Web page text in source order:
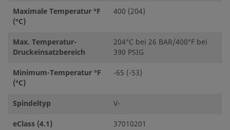
Maximale Temperatur °F
(°C)
400 (204)
Max. Temperatur-
Druckeinsatzbereich
204°C bei 26 BAR/400°F bei
390 PSIG
Minimum-Temperatur °F
(°C)
-65 (-53)
Spindeltyp
V-
eClass (4.1)
37010201